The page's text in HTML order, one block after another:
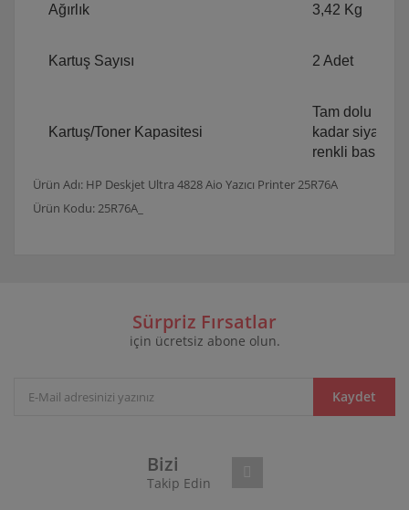
Ağırlık 3,42 Kg
Kartuş Sayısı 2 Adet
Kartuş/Toner Kapasitesi
Tam dolu
kadar
renkli baskı
Ürün Adı: HP Deskjet Ultra 4828 Aio Yazıcı Printer 25R76A
Ürün Kodu: 25R76A_
Yorum Yaz
Ürün resmi kalitesiz, bozuk veya görüntülenemiyor.
Ürün bilgilerinde hatalar bulunuyor.
Sürpriz Fırsatlar
için ücretsiz abone olun.
Kaydet
Bizi
Takip Edin